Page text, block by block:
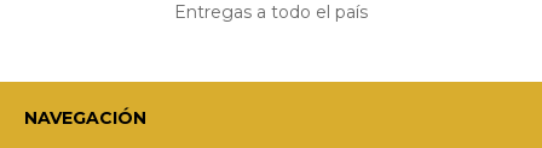
Entregas a todo el país
NAVEGACIÓN